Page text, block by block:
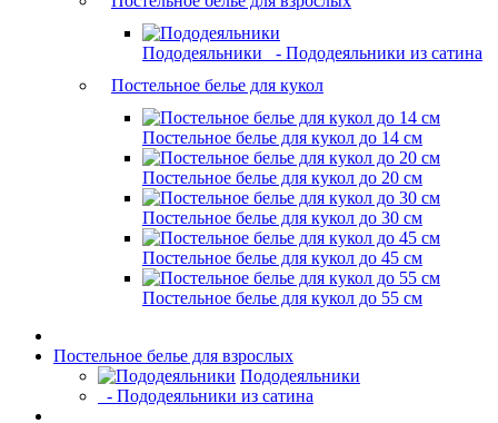
Пододеяльники
- Пододеяльники из сатина
Постельное белье для кукол
Постельное белье для кукол до 14 см
Постельное белье для кукол до 20 см
Постельное белье для кукол до 30 см
Постельное белье для кукол до 45 см
Постельное белье для кукол до 55 см
Постельное белье для взрослых
Пододеяльники
- Пододеяльники из сатина